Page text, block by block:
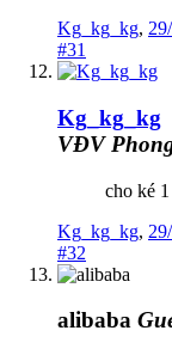
Kg_kg_kg,
#31
Kg_kg_kg
VĐV
cho ké
Kg_kg_kg,
#32
alibaba